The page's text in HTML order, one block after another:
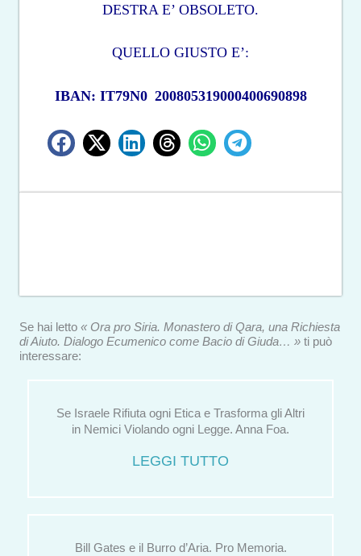
DESTRA E’ OBSOLETO.
QUELLO GIUSTO E’:
IBAN: IT79N0 200805319000400690898
Se hai letto « Ora pro Siria. Monastero di Qara, una Richiesta
di Aiuto. Dialogo Ecumenico come Bacio di Giuda… » ti può
interessare:
Se Israele Rifiuta ogni Etica e Trasforma gli Altri
in Nemici Violando ogni Legge. Anna Foa.
LEGGI TUTTO
Bill Gates e il Burro d’Aria. Pro Memoria.